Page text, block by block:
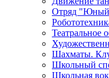
Отряд "Юный
Театральное
Шахматы.
Школьный
Школьная